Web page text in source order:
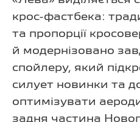
крос-фастбека:
та пропорції
й модернізовано
спойлеру, який
силует новинки та
оптимізувати
задня частина